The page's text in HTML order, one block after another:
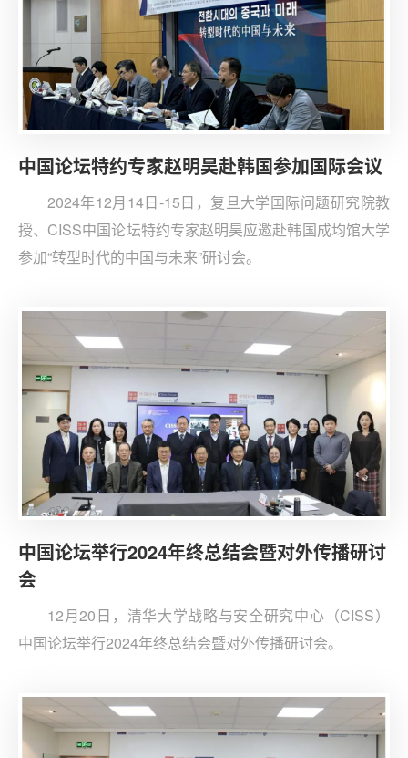
中国论坛特约专家赵明昊赴韩国参加国际会议
2024年12月14日-15日，复旦大学国际问题研究院教
授、CISS中国论坛特约专家赵明昊应邀赴韩国成均馆大学
参加“转型时代的中国与未来”研讨会。
中国论坛举行2024年终总结会暨对外传播研讨
会
12月20日，清华大学战略与安全研究中心（CISS）
中国论坛举行2024年终总结会暨对外传播研讨会。